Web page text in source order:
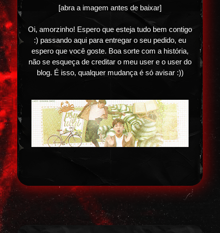
[abra a imagem antes de baixar]
Oi, amorzinho! Espero que esteja tudo bem contigo
:) passando aqui para entregar o seu pedido, eu
espero que você goste. Boa sorte com a história,
não se esqueça de creditar o meu user e o user do
blog. É isso, qualquer mudança é só avisar :))